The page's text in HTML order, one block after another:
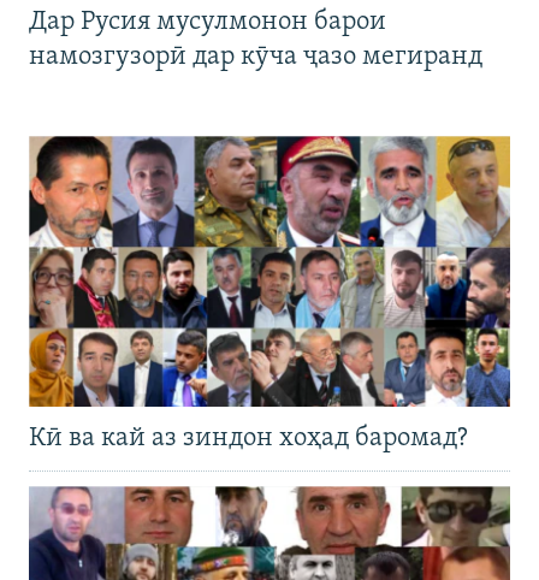
Дар Русия мусулмонон барои
намозгузорӣ дар кӯча ҷазо мегиранд
Кӣ ва кай аз зиндон хоҳад баромад?